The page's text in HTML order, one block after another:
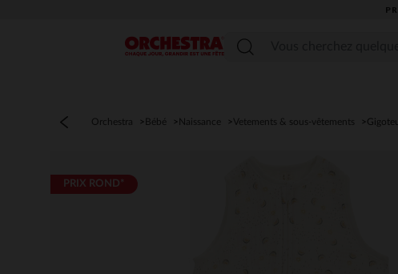
Menu
Orchestra Bébé Naissance Vetements & sous-vêtements
PRIX ROND*